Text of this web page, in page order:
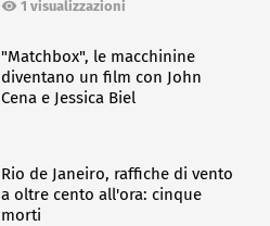
1 visualizzazioni
"Matchbox", le macchinine
diventano un film con John
Cena e Jessica Biel
Rio de Janeiro, raffiche di vento
a oltre cento all'ora: cinque
morti